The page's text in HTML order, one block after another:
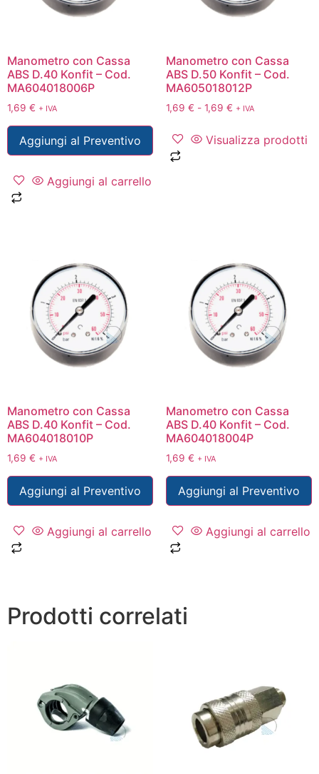
Manometro con Cassa
ABS D.40 Konfit – Cod.
MA604018006P
1,69 € + IVA
Aggiungi al Preventivo
Aggiungi al carrello
Manometro con Cassa
ABS D.50 Konfit – Cod.
MA605018012P
1,69 € - 1,69 € + IVA
Visualizza prodotti
Manometro con Cassa
ABS D.40 Konfit – Cod.
MA604018010P
1,69 € + IVA
Aggiungi al Preventivo
Aggiungi al carrello
Manometro con Cassa
ABS D.40 Konfit – Cod.
MA604018004P
1,69 € + IVA
Aggiungi al Preventivo
Aggiungi al carrello
Prodotti correlati